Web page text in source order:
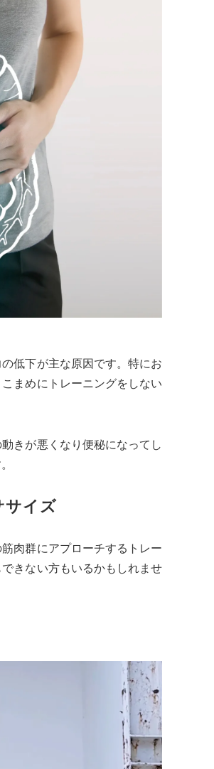
低下が主な原因です。特にお
まめにトレーニングをしない
きが悪くなり便秘になってし
サイズ
肉群にアプローチするトレー
きない方もいるかもしれませ